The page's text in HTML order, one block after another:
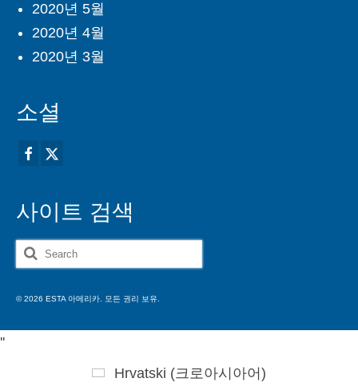
2020년 5월
2020년 4월
2020년 3월
소셜
사이트 검색
Search
for:
© 2026 ESTA 아메리카. 모든 권리 보유.
''
Hrvatski (크로아시아어)